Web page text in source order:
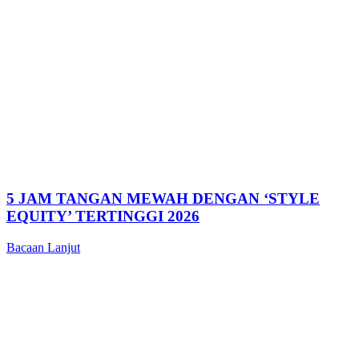
5 JAM TANGAN MEWAH DENGAN ‘STYLE
EQUITY’ TERTINGGI 2026
Bacaan Lanjut